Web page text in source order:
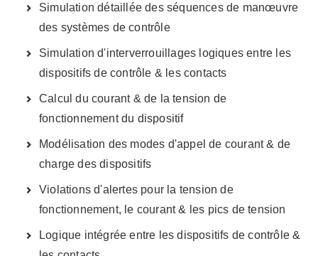
Simulation détaillée des séquences de manœuvre
des systèmes de contrôle
Simulation d'interverrouillages logiques entre les
dispositifs de contrôle & les contacts
Calcul du courant & de la tension de
fonctionnement du dispositif
Modélisation des modes d'appel de courant & de
charge des dispositifs
Violations d'alertes pour la tension de
fonctionnement, le courant & les pics de tension
Logique intégrée entre les dispositifs de contrôle &